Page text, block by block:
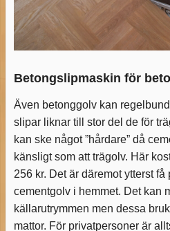
Betongslipmaskin för
Även betonggolv kan
slipar liknar till stor del de för
kan ske något ”hårdare” då
känsligt som att trägolv. Här
256 kr. Det är däremot ytterst
cementgolv i hemmet. Det kan
källarutrymmen men dessa
mattor. För privatpersoner är